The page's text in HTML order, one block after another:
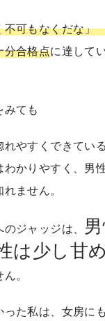
可もなくだな」
分合格点に達して
みても
れやすくできてい
かりやすく、男
ません。
ジャッジは、
は少し甘め
。
た私は、女房に